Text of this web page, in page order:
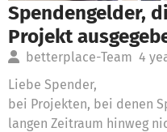
Spendengelder,
Projekt
betterplace-Team 4
Liebe Spender,
bei Projekten, bei denen
langen Zeitraum hinweg